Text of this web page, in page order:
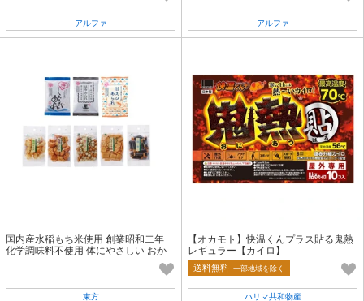
アルファ アルファ
国内産水稲もち米使用 創業昭和二年
化学調味料不使用 体にやさしい おか
東方
【オカモト】快温くんプラス貼る鬼熱
レギュラー【カイロ】
送料無料 一部地域を除く
ハリマ共和物産